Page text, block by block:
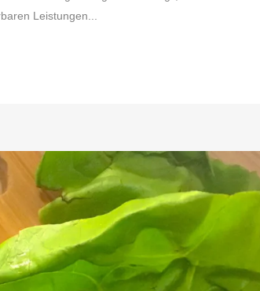
Leistungen...